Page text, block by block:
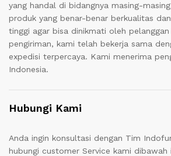
yang handal di bidangnya masing-
produk yang benar-benar berkualitas
tinggi agar bisa dinikmati oleh
pengiriman, kami telah bekerja sama
expedisi terpercaya. Kami menerima
Indonesia.
Hubungi Kami
Anda ingin konsultasi dengan Tim
hubungi customer Service kami dibawah